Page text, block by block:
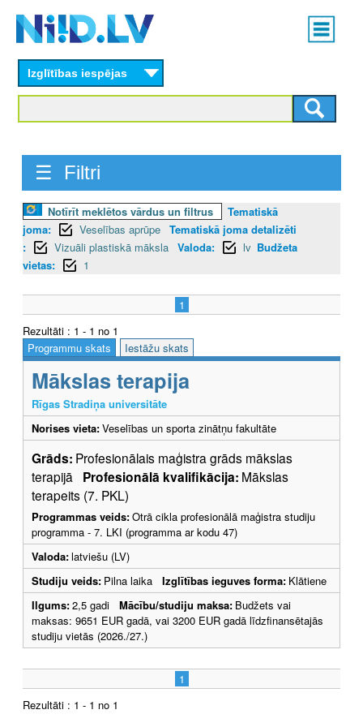
content
Main
menu
Izglītības iespējas
☰ Filtri
Notīrīt meklētos vārdus un filtrus
Tematiskā
joma:
Veselības aprūpe Tematiskā joma detalizēti
:
Vizuāli plastiskā māksla Valoda: lv Budžeta
vietas:
1
1
Rezultāti : 1 - 1 no 1
Programmu skats
Iestāžu skats
Mākslas terapija
Rīgas Stradiņa universitāte
Norises vieta:Veselības un sporta zinātņu fakultāte
Grāds: Profesionālais maģistra grāds mākslas
terapijā Profesionālā kvalifikācija: Mākslas
terapeits (7. PKL)
Programmas veids:Otrā cikla profesionālā maģistra studiju
programma - 7. LKI (programma ar kodu 47)
Valoda:latviešu (LV)
Studiju veids: Pilna laika Izglītības ieguves forma: Klātiene
Ilgums:2,5 gadi Mācību/studiju maksa: Budžets vai
maksas: 9651 EUR gadā, vai 3200 EUR gadā līdzfinansētajās
studiju vietās (2026./27.)
1
Rezultāti : 1 - 1 no 1